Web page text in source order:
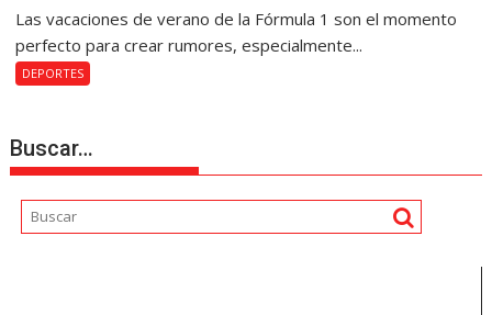
Las vacaciones de verano de la Fórmula 1 son el momento
perfecto para crear rumores, especialmente...
DEPORTES
Buscar…